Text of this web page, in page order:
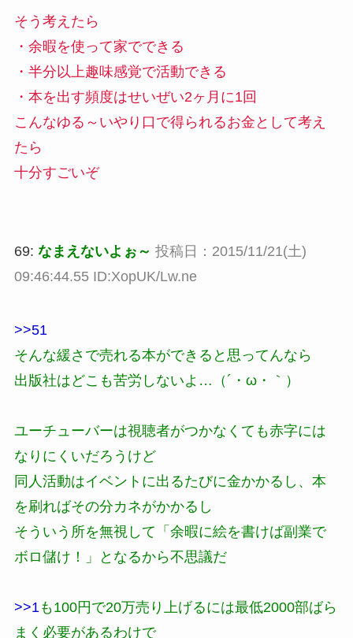
そう考えたら
・余暇を使って家でできる
・半分以上趣味感覚で活動できる
・本を出す頻度はせいぜい2ヶ月に1回
こんなゆる～いやり口で得られるお金として考え
たら
十分すごいぞ
69: なまえないよぉ～ 投稿日：2015/11/21(土)
09:46:44.55 ID:XopUK/Lw.ne
>>51
そんな緩さで売れる本ができると思ってんなら
出版社はどこも苦労しないよ…（´・ω・｀）
ユーチューバーは視聴者がつかなくても赤字には
なりにくいだろうけど
同人活動はイベントに出るたびに金かかるし、本
を刷ればその分カネがかかるし
そういう所を無視して「余暇に絵を書けば副業で
ボロ儲け！」となるから不思議だ
>>1 も100円で20万売り上げるには最低2000部ばら
まく必要があるわけで